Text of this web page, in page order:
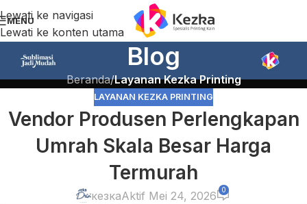
Lewati ke navigasi
Lewati ke konten utama
MENU
Blog
Beranda/Layanan Kezka Printing
LAYANAN KEZKA PRINTING
Vendor Produsen Perlengkapan
Umrah Skala Besar Harga
Termurah
кезкаAktif Mei 24, 2026 0